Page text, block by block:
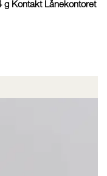
g Kontakt Lånekontoret